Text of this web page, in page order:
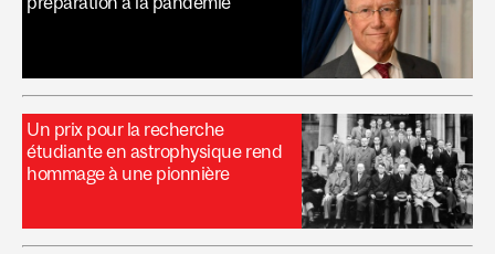
Un prix pour la recherche
étudiante en astrophysique rend
hommage à une pionnière